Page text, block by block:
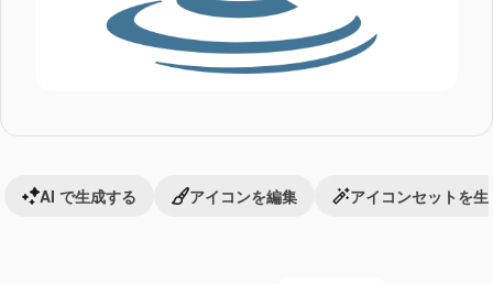
AI で生成する アイコンを編集 アイコンセットを生